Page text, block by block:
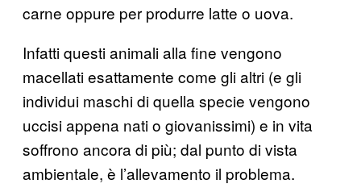
carne oppure per produrre latte o uova.
Infatti questi animali alla fine vengono
macellati esattamente come gli altri (e gli
individui maschi di quella specie vengono
uccisi appena nati o giovanissimi) e in vita
soffrono ancora di più; dal punto di vista
ambientale, è l’allevamento il problema.